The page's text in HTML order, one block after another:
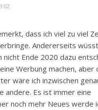
dass ich viel zu viel
Andererseits
nicht Ende 2020 dazu
Werbung machen, aber
wäre ich inzwischen
andere. Es ist immer eine
noch mehr Neues werde